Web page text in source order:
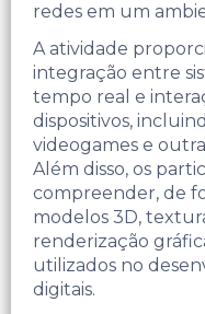
redes em um
A atividade
integração entre
tempo real e
dispositivos,
videogames e
Além disso, os
compreender, de
modelos 3D,
renderização
utilizados no
digitais.